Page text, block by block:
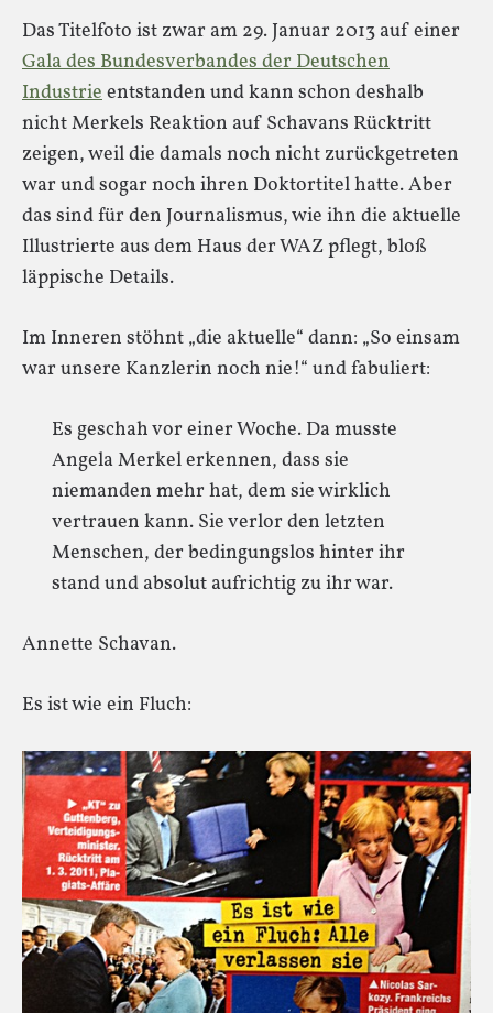
Das Titelfoto ist zwar am 29. Januar 2013 auf einer
Gala des Bundesverbandes der Deutschen
Industrieentstanden und kann schon deshalb
nicht Merkels Reaktion auf Schavans Rücktritt
zeigen, weil die damals noch nicht zurückgetreten
war und sogar noch ihren Doktortitel hatte. Aber
das sind für den Journalismus, wie ihn die aktuelle
Illustrierte aus dem Haus der WAZ pflegt, bloß
läppische Details.
Im Inneren stöhnt „die aktuelle“ dann: „So einsam
war unsere Kanzlerin noch nie!“ und fabuliert:
Es geschah vor einer Woche. Da musste
Angela Merkel erkennen, dass sie
niemanden mehr hat, dem sie wirklich
vertrauen kann. Sie verlor den letzten
Menschen, der bedingungslos hinter ihr
stand und absolut aufrichtig zu ihr war.
Annette Schavan.
Es ist wie ein Fluch: